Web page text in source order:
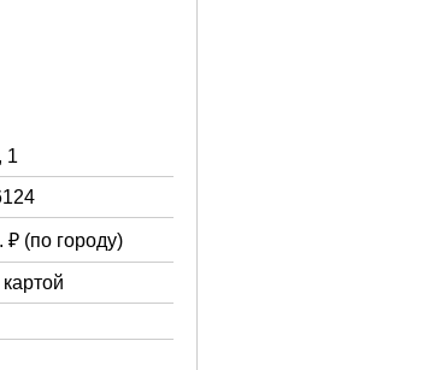
1
₽ (по городу)